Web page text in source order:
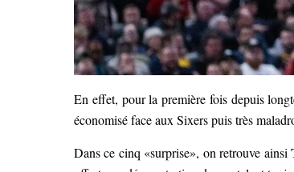
En effet, pour la première fois depuis
économisé face aux Sixers puis très
Dans ce cinq «surprise», on retrouve ainsi